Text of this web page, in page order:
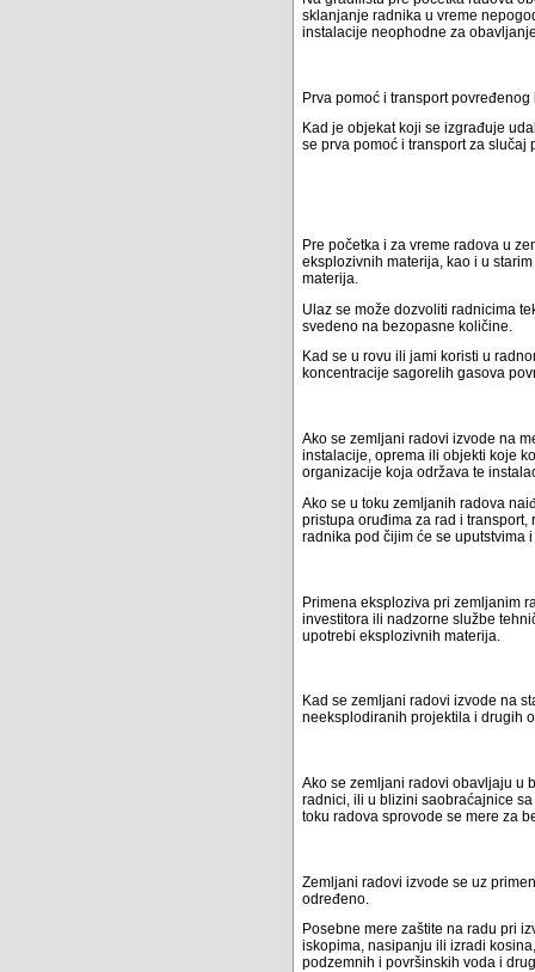
sklanjanje radnika u vreme
instalacije neophodne za
Prva pomoć i transport
Kad je objekat koji se izgrađuje
se prva pomoć i transport za
Pre početka i za vreme radova u
eksplozivnih materija, kao i u
materija.
Ulaz se može dozvoliti radnicima
svedeno na bezopasne količine.
Kad se u rovu ili jami koristi u
koncentracije sagorelih gasova
Ako se zemljani radovi izvode na
instalacije, oprema ili objekti koje
organizacije koja održava te
Ako se u toku zemljanih radova
pristupa oruđima za rad i
radnika pod čijim će se uputstvima
Primena eksploziva pri zemljanim
investitora ili nadzorne službe
upotrebi eksplozivnih materija.
Kad se zemljani radovi izvode na
neeksplodiranih projektila i drugih
Ako se zemljani radovi obavljaju u
radnici, ili u blizini saobraćajnice
toku radova sprovode se mere za
Zemljani radovi izvode se uz
određeno.
Posebne mere zaštite na radu pri
iskopima, nasipanju ili izradi
podzemnih i površinskih voda i